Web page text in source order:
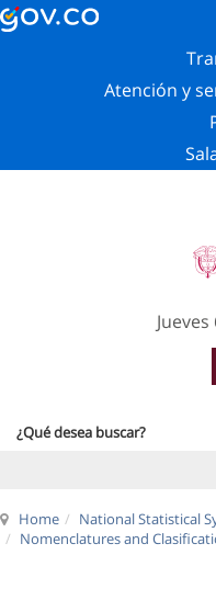
Atención y
¿Qué desea buscar?
Home National Statistical
Nomenclatures and